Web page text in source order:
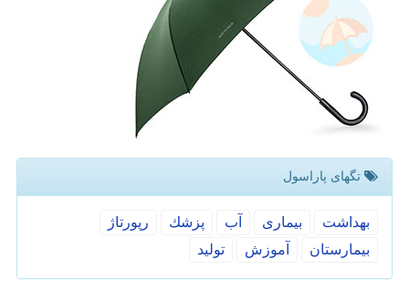
تگهای پاراسول
بهداشت بیماری آب پزشك
رپورتاژ
بیمارستان
آموزش تولید